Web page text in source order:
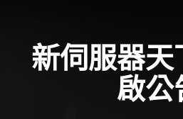
新伺服器天
啟公